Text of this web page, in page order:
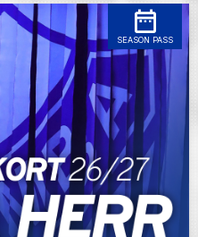
SEASON PASS